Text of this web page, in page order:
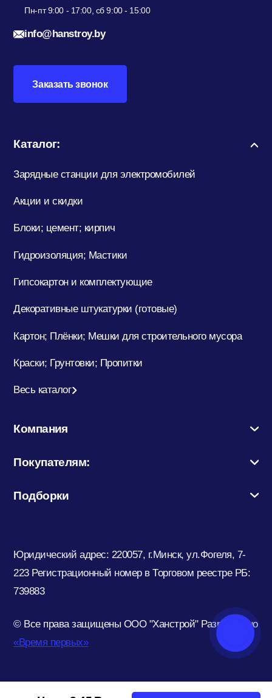
Пн-пт 9:00 - 17:00, сб 9:00 - 15:00
info@hanstroy.by
Заказать звонок
Каталог:
Зарядные станции для электромобилей
Акции и скидки
Блоки; цемент; кирпич
Гидроизоляция; Мастики
Гипсокартон и комплектующие
Декоративные штукатурки (готовые)
Картон; Плёнки; Мешки для строительного мусора
Краски; Грунтовки; Пропитки
Весь каталог
Компания
Покупателям:
Подборки
Юридический адрес: 220057, г.Минск, ул.Фогеля, 7-
223 Регистрационный номер в Торговом реестре РБ:
739883
© Все права защищены ООО "Ханстрой" Разработано
«Время первых»